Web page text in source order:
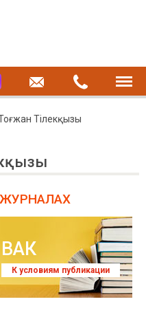
Тілекқызы
ВАК
К условиям публикации